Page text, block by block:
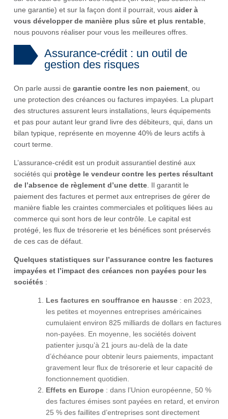
une garantie) et sur la façon dont il pourrait, vous aider à
vous développer de manière plus sûre et plus rentable
nous pouvons réaliser pour vous les meilleures offres.
Assurance-crédit : un outil de
gestion des risques
On parle aussi de garantie contre les non paiement , ou
une protection des créances ou factures impayées. La plupart
des structures assurent leurs installations, leurs équipements
et pas pour autant leur grand livre des débiteurs, qui, dans un
bilan typique, représente en moyenne 40% de leurs actifs à
court terme.
L’assurance-crédit est un produit assurantiel destiné aux
sociétés qui protège le vendeur contre les pertes résultant
de l’absence de règlement d’une dette . Il garantit le
paiement des factures et permet aux entreprises de gérer de
manière fiable les craintes commerciales et politiques liées au
commerce qui sont hors de leur contrôle. Le capital est
protégé, les flux de trésorerie et les bénéfices sont préservés
de ces cas de défaut.
Quelques statistiques sur l’assurance contre les factures
impayées et l’impact des créances non payées pour les
sociétés :
Les factures en souffrance en hausse : en 2023,
les petites et moyennes entreprises américaines
cumulaient environ 825 milliards de dollars en factures
non-payées. En moyenne, les sociétés doivent
patienter jusqu’à 21 jours au-delà de la date
d’échéance pour obtenir leurs paiements, impactant
gravement leur flux de trésorerie et leur capacité de
fonctionnement quotidien.
Effets en Europe : dans l’Union européenne, 50 %
des factures émises sont payées en retard, et environ
25 % des faillites d’entreprises sont directement